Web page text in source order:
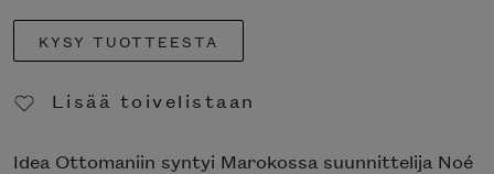
KYSY TUOTTEESTA
Lisää toivelistaan
Idea Ottomaniin syntyi Marokossa suunnittelija Noé